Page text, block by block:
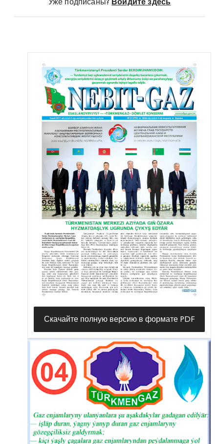
Тагтабазарского этрапа Марыйского велаята.
Расстояние от опытной скважины № 68, где на
газоконденсатном месторождении Довлетабат
получен газ, до месторождения Гуррукбиль
составляет 15-20 километров, а до газового
месторождения Гарабиль, открытого на
восточной стороне месторождения Гуррукбиль, -
10-15 километров.
Скачайте полную версию в формате PDF